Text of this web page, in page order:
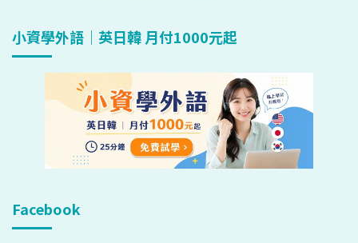
小資學外語｜英日韓 月付1000元起
Facebook